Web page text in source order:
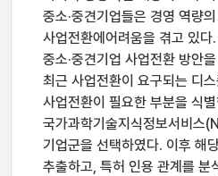
중소·중견기업들은 경영 역량
사업전환에어려움을 겪고 있다
중소·중견기업 사업전환 방안
최근 사업전환이 요구되는 디
사업전환이 필요한 부분을 식
국가과학기술지식정보서비스
기업군을 선택하였다. 이후 해
추출하고, 특허 인용 관계를 분